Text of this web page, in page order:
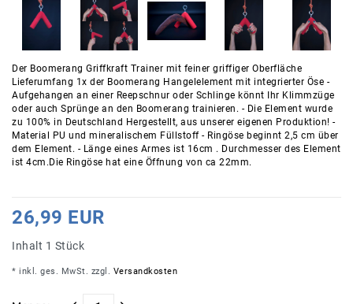
Der Boomerang Griffkraft Trainer mit feiner griffiger Oberfläche
Lieferumfang 1x der Boomerang Hangelelement mit integrierter Öse -
Aufgehangen an einer Reepschnur oder Schlinge könnt Ihr Klimmzüge
oder auch Sprünge an den Boomerang trainieren. - Die Element wurde
zu 100% in Deutschland Hergestellt, aus unserer eigenen Produktion! -
Material PU und mineralischem Füllstoff - Ringöse beginnt 2,5 cm über
dem Element. - Länge eines Armes ist 16cm . Durchmesser des Element
ist 4cm.Die Ringöse hat eine Öffnung von ca 22mm.
26,99 EUR
Inhalt 1 Stück
* inkl. ges. MwSt. zzgl. Versandkosten